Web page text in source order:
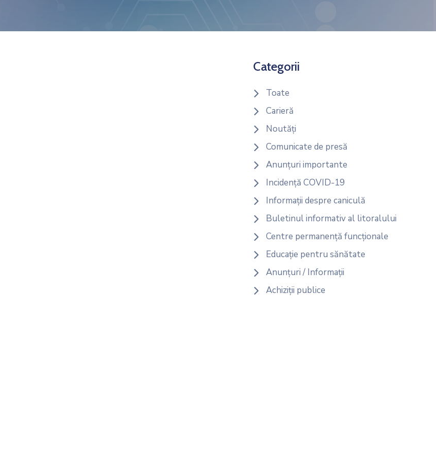
Categorii
Toate
Carieră
Noutăți
Comunicate de presă
Anunțuri importante
Incidență COVID-19
Informații despre caniculă
Buletinul informativ al litoralului
Centre permanență funcționale
Educație pentru sănătate
Anunțuri / Informații
Achiziții publice